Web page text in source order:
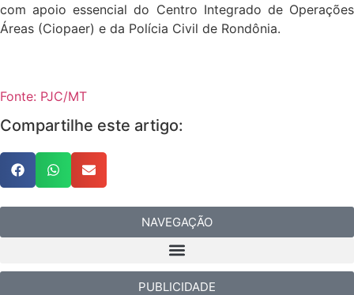
com apoio essencial do Centro Integrado de Operações
Áreas (Ciopaer) e da Polícia Civil de Rondônia.
Fonte: PJC/MT
Compartilhe este artigo:
NAVEGAÇÃO
PUBLICIDADE